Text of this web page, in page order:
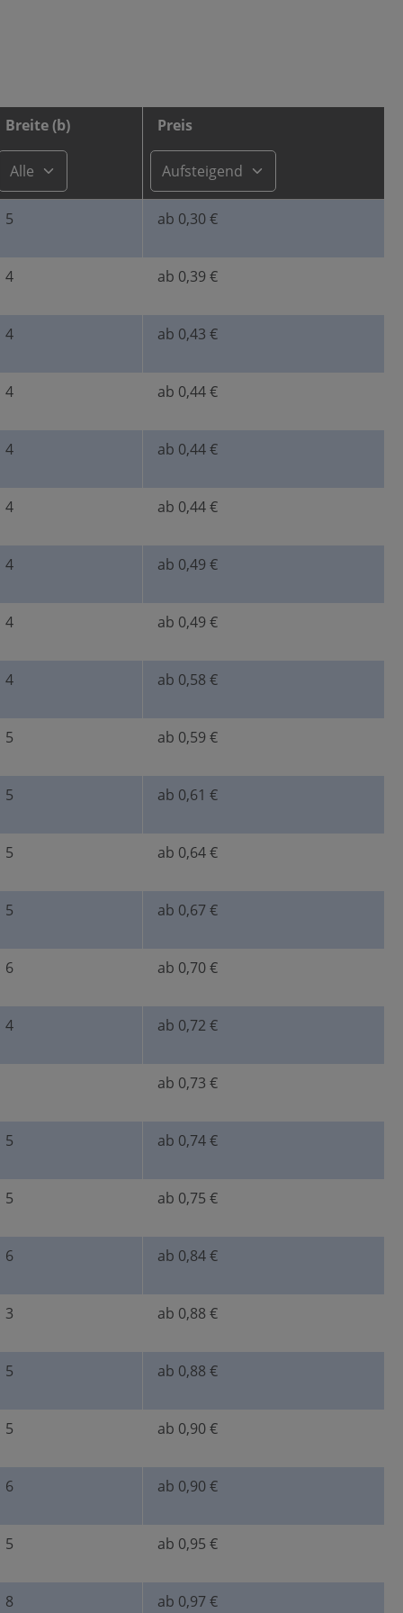
Breite (b) Preis
5 ab 0,30 €
4 ab 0,39 €
4 ab 0,43 €
4 ab 0,44 €
4 ab 0,44 €
4 ab 0,44 €
4 ab 0,49 €
4 ab 0,49 €
4 ab 0,58 €
5 ab 0,59 €
5 ab 0,61 €
5 ab 0,64 €
5 ab 0,67 €
6 ab 0,70 €
4 ab 0,72 €
ab 0,73 €
5 ab 0,74 €
5 ab 0,75 €
6 ab 0,84 €
3 ab 0,88 €
5 ab 0,88 €
5 ab 0,90 €
6 ab 0,90 €
5 ab 0,95 €
8 ab 0,97 €